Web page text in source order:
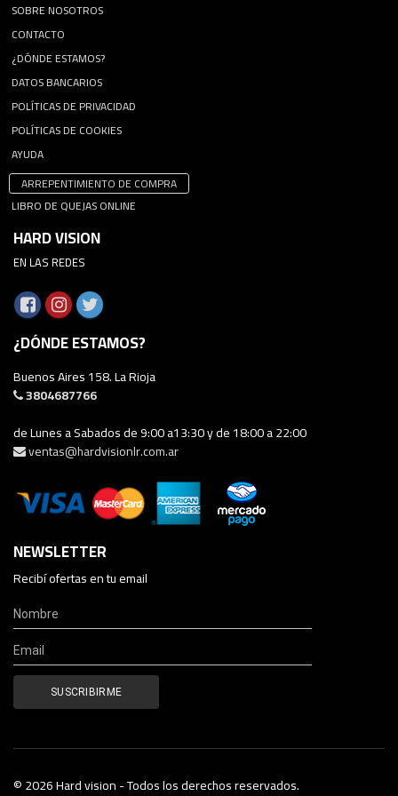
SOBRE NOSOTROS
CONTACTO
¿DÓNDE ESTAMOS?
DATOS BANCARIOS
POLÍTICAS DE PRIVACIDAD
POLÍTICAS DE COOKIES
AYUDA
ARREPENTIMIENTO DE COMPRA
LIBRO DE QUEJAS ONLINE
HARD VISION
EN LAS REDES
¿DÓNDE ESTAMOS?
Buenos Aires 158. La Rioja
3804687766
de Lunes a Sabados de 9:00 a13:30 y de 18:00 a 22:00
ventas@hardvisionlr.com.ar
NEWSLETTER
Recibí ofertas en tu email
© 2026 Hard vision - Todos los derechos reservados.